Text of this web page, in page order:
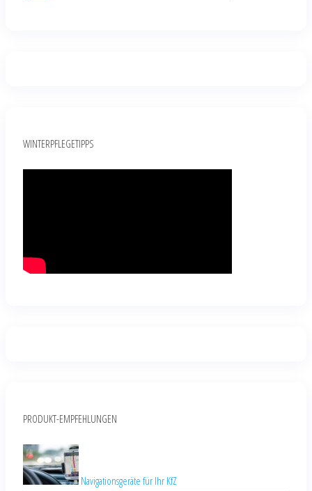
WINTERPFLEGETIPPS
PRODUKT-EMPFEHLUNGEN
Navigationsgeräte für Ihr KfZ